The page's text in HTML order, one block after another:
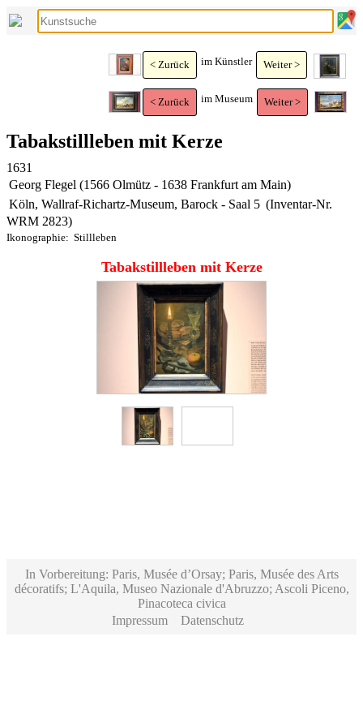
< Zurück im Künstler Weiter >
< Zurück im Museum Weiter >
Tabakstillleben mit Kerze
1631
Georg Flegel (1566 Olmütz - 1638 Frankfurt am Main)
Köln, Wallraf-Richartz-Museum, Barock - Saal 5 (Inventar-Nr.
WRM 2823)
Ikonographie: Stillleben
Tabakstillleben mit Kerze
In Vorbereitung: Paris, Musée d’Orsay; Paris, Musée des Arts
décoratifs; L'Aquila, Museo Nazionale d'Abruzzo; Ascoli Piceno,
Pinacoteca civica
Impressum
Datenschutz